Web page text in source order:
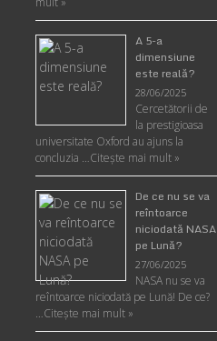
A 5-a
dimensiune
este reală?
28/06/2025
Cercetătorii de
la prestigioasa
universitate Oxford au ajuns la
concluzia …Citește mai mult »
De ce nu se va
reîntoarce
niciodată NASA
pe Lună?
27/06/2025
NASA nu se va
reîntoarce niciodată pe Lună! De ce?
…Citește mai mult »